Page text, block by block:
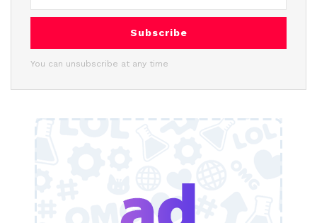
Subscribe
You can unsubscribe at any time